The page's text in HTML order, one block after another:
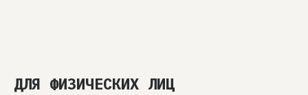
ДЛЯ ФИЗИЧЕСКИХ ЛИЦ